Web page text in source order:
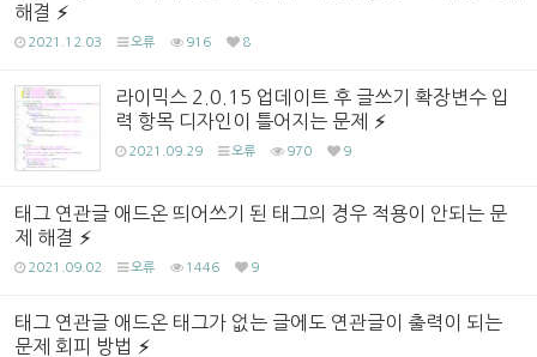
해결
2021.12.03 오류 916 8
라이믹스 2.0.15 업데이트 후 글쓰기 확장변수 입
력 항목 디자인이 틀어지는 문제
2021.09.29 오류 970 9
태그 연관글 애드온 띄어쓰기 된 태그의 경우 적용이 안되는 문
제 해결
2021.09.02 오류 1446 9
태그 연관글 애드온 태그가 없는 글에도 연관글이 출력이 되는
문제 회피 방법